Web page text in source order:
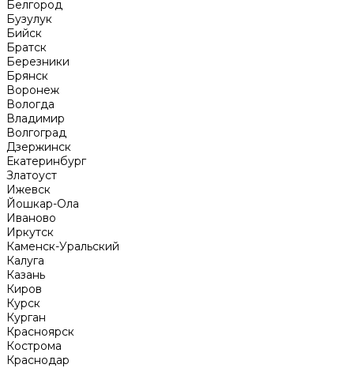
Белгород
Бузулук
Бийск
Братск
Березники
Брянск
Воронеж
Вологда
Владимир
Волгоград
Дзержинск
Екатеринбург
Златоуст
Ижевск
Йошкар-Ола
Иваново
Иркутск
Каменск-Уральский
Калуга
Казань
Киров
Курск
Курган
Красноярск
Кострома
Краснодар